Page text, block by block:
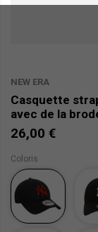
NEW ERA
Casquette
avec de la
26,00 €
Coloris